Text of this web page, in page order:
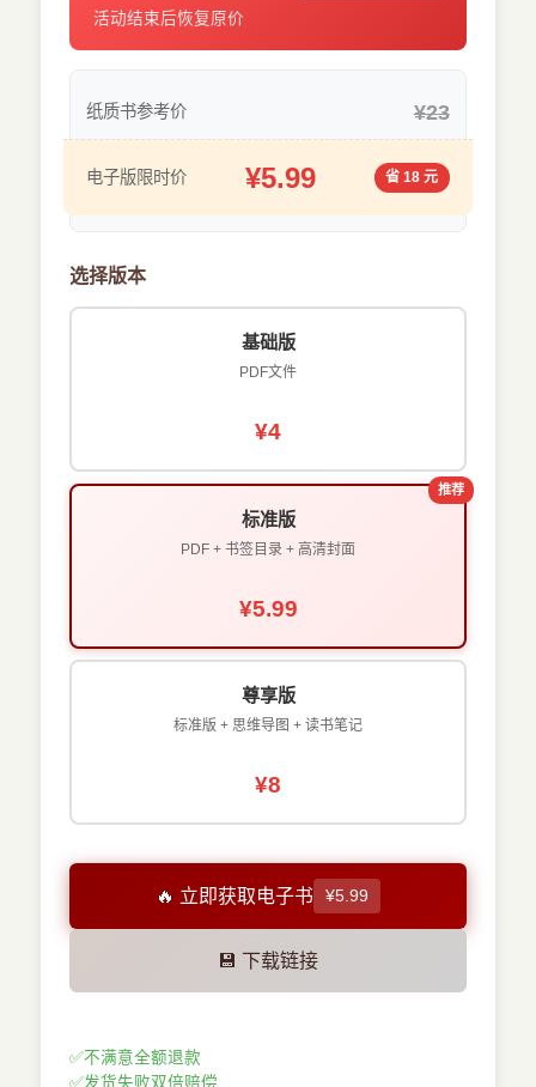
活动结束后恢复原价
纸质书参考价 ¥23
电子版限时价 ¥5.99 省 18 元
选择版本
基础版
PDF文件
¥4
推荐
标准版
PDF + 书签目录 + 高清封面
¥5.99
尊享版
标准版 + 思维导图 + 读书笔记
¥8
🔥 立即获取电子书 ¥5.99
💾 下载链接
✅不满意全额退款
✅发货失败双倍赔偿